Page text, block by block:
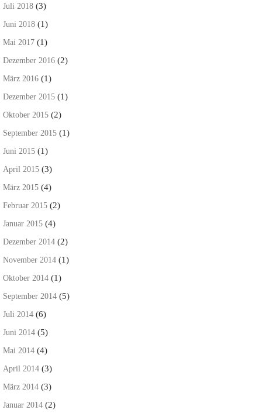
Juli 2018 (3)
Juni 2018 (1)
Mai 2017 (1)
Dezember 2016 (2)
März 2016 (1)
Dezember 2015 (1)
Oktober 2015 (2)
September 2015 (1)
Juni 2015 (1)
April 2015 (3)
März 2015 (4)
Februar 2015 (2)
Januar 2015 (4)
Dezember 2014 (2)
November 2014 (1)
Oktober 2014 (1)
September 2014 (5)
Juli 2014 (6)
Juni 2014 (5)
Mai 2014 (4)
April 2014 (3)
März 2014 (3)
Januar 2014 (2)